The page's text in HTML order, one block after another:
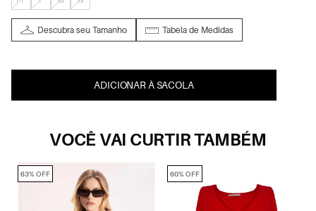
Descubra seu Tamanho Tabela de Medidas
ADICIONAR À SACOLA
VOCÊ VAI CURTIR TAMBÉM
63% OFF 60% OFF